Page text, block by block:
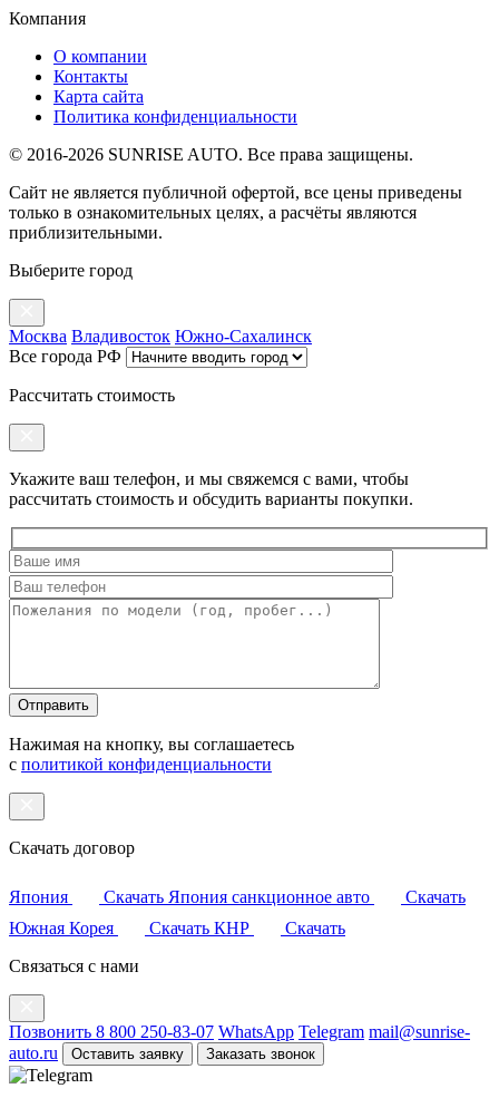
Компания
О компании
Контакты
Карта сайта
Политика конфиденциальности
© 2016-2026 SUNRISE AUTO. Все права защищены.
Сайт не является публичной офертой, все цены приведены
только в ознакомительных целях, а расчёты являются
приблизительными.
Выберите город
Москва Владивосток Южно-Сахалинск
Все города РФ
Рассчитать стоимость
Укажите ваш телефон, и мы свяжемся с вами, чтобы
рассчитать стоимость и обсудить варианты покупки.
Оставьте
это
Нажимая на кнопку, вы соглашаетесь
с политикой конфиденциальности
Скачать договор
Япония Скачать Япония санкционное авто
Скачать
Южная Корея
Скачать КНР
Скачать
Связаться с нами
Позвонить 8 800 250-83-07 WhatsApp Telegram mail@sunrise-
auto.ru
Оставить заявку Заказать звонок